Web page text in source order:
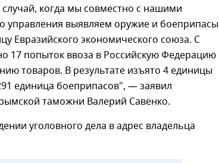
когда мы совместно с нашими
управления выявляем оружие и боеприпасы
Евразийского экономического союза. С
17 попыток ввоза в Российскую Федерацию
товаров. В результате изъято 4 единицы
единица боеприпасов", — заявил
таможни Валерий Савенко.
уголовного дела в адрес владельца